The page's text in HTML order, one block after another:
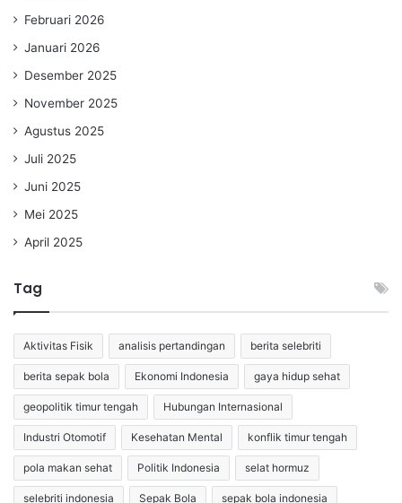
Februari 2026
Januari 2026
Desember 2025
November 2025
Agustus 2025
Juli 2025
Juni 2025
Mei 2025
April 2025
Tag
Aktivitas Fisik analisis pertandingan berita selebriti
berita sepak bola Ekonomi Indonesia gaya hidup sehat
geopolitik timur tengah Hubungan Internasional
Industri Otomotif Kesehatan Mental konflik timur tengah
pola makan sehat Politik Indonesia selat hormuz
selebriti indonesia Sepak Bola sepak bola indonesia